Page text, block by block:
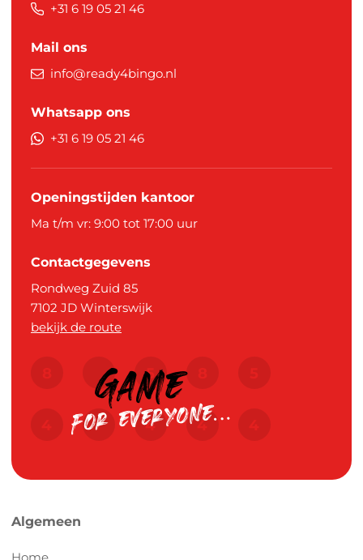
+31 6 19 05 21 46
Mail ons
info@ready4bingo.nl
Whatsapp ons
+31 6 19 05 21 46
Openingstijden kantoor
Ma t/m vr: 9:00 tot 17:00 uur
Contactgegevens
Rondweg Zuid 85
7102 JD Winterswijk
bekijk de route
Algemeen